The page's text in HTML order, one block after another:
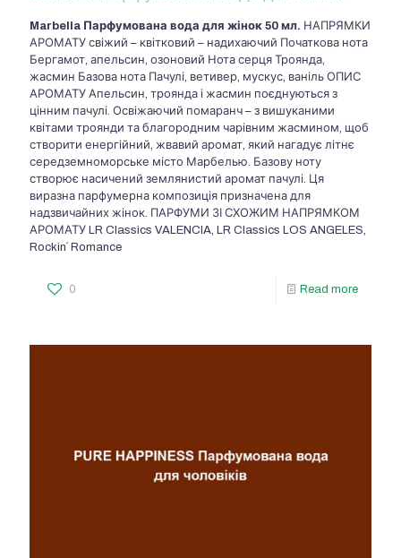
Marbella Парфумована вода для жінок 50 мл. НАПРЯМКИ
АРОМАТУ свіжий – квітковий – надихаючий Початкова нота
Бергамот, апельсин, озоновий Нота серця Троянда,
жасмин Базова нота Пачулі, ветивер, мускус, ваніль ОПИС
АРОМАТУ Апельсин, троянда і жасмин поєднуються з
цінним пачулі. Освіжаючий помаранч – з вишуканими
квітами троянди та благородним чарівним жасмином, щоб
створити енергійний, жвавий аромат, який нагадує літнє
середземноморське місто Марбелью. Базову ноту
створює насичений землянистий аромат пачулі. Ця
виразна парфумерна композиція призначена для
надзвичайних жінок. ПАРФУМИ ЗІ СХОЖИМ НАПРЯМКОМ
АРОМАТУ LR Classics VALENCIA, LR Classics LOS ANGELES,
Rockin´ Romance
0 Read more